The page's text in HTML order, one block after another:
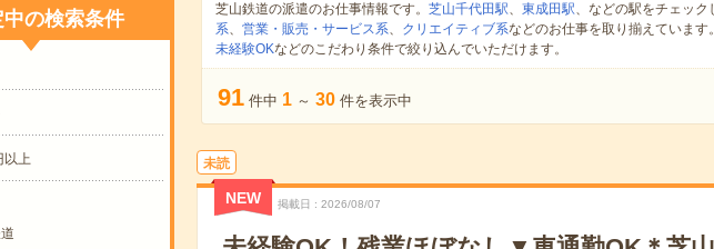
の検索条件
以上
芝山鉄道の派遣のお仕事情報です。 芝山千代田駅、 東成田駅、などの駅をチェック
系、 営業・販売・サービス系、 クリエイティブ系などのお仕事を取り揃えています
未経験OKなどのこだわり条件で絞り込んでいただけます。
91 件中 1 ～ 30 件を表示中
未読
NEW 掲載日 2026/08/07